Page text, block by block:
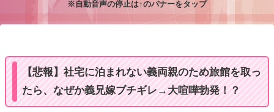
※自動音声の停止は↑のバナーをタップ
【悲報】社宅に泊まれない義両親のため旅館を取っ
たら、なぜか義兄嫁ブチギレ→大喧嘩勃発！？